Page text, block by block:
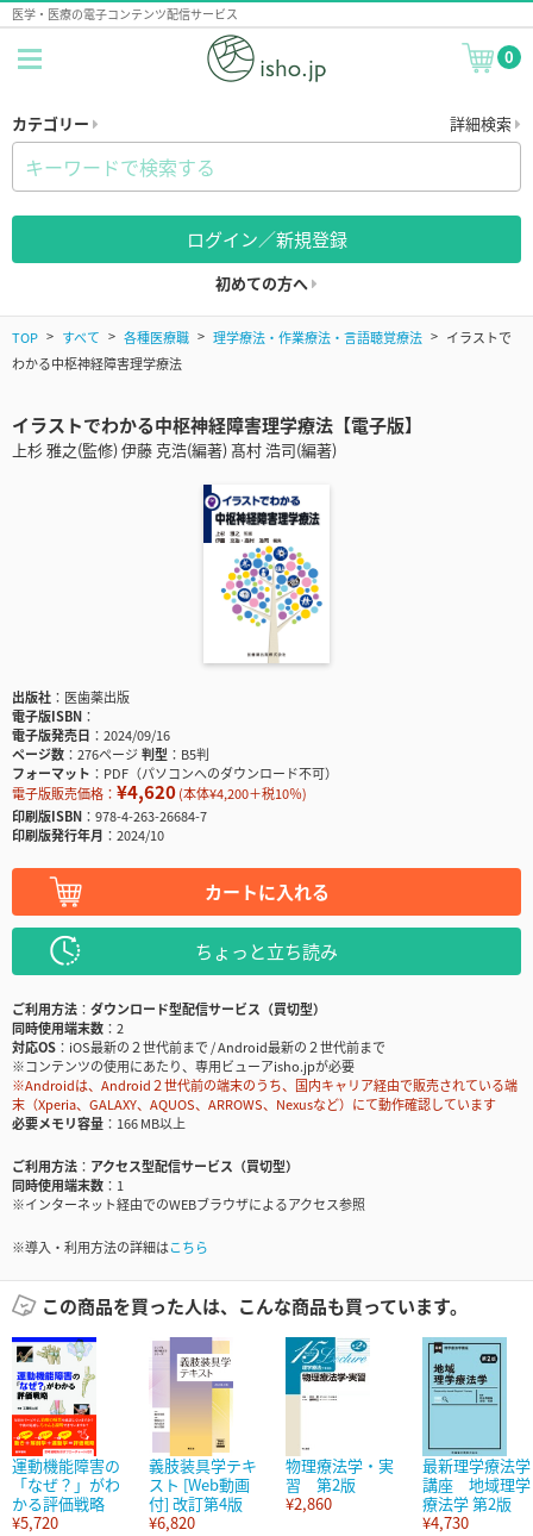
医学・医療の電子コンテンツ配信サービス
0
カテゴリー 詳細検索
ログイン／新規登録
初めての方へ
TOP すべて 各種医療職 理学療法・作業療法・言語聴覚療法
イラストで
わかる中枢神経障害理学療法
イラストでわかる中枢神経障害理学療法【電子版】
上杉 雅之(監修) 伊藤 克浩(編著) 髙村 浩司(編著)
出版社
医歯薬出版
電子版ISBN
電子版発売日
2024/09/16
ページ数
276ページ判型
B5判
フォーマット
PDF（パソコンへのダウンロード不可）
電子版販売価格： ¥4,620(本体¥4,200＋税10％)
印刷版ISBN
978-4-263-26684-7
印刷版発行年月
2024/10
カートに入れる
ちょっと立ち読み
ご利用方法
ダウンロード型配信サービス（買切型）
同時使用端末数
2
対応OS
iOS最新の２世代前まで / Android最新の２世代前まで
※コンテンツの使用にあたり、専用ビューアisho.jpが必要
※Androidは、Android２世代前の端末のうち、国内キャリア経由で販売されている端
末（Xperia、GALAXY、AQUOS、ARROWS、Nexusなど）にて動作確認しています
必要メモリ容量
166 MB以上
ご利用方法
アクセス型配信サービス（買切型）
同時使用端末数
1
※インターネット経由でのWEBブラウザによるアクセス参照
※導入・利用方法の詳細はこちら
この商品を買った人は、こんな商品も買っています。
運動機能障害の
「なぜ？」がわ
かる評価戦略
¥5,720
義肢装具学テキ
スト [Web動画
付] 改訂第4版
¥6,820
物理療法学・実
習 第2版
¥2,860
最新理学療法学
講座 地域理学
療法学 第2版
¥4,730